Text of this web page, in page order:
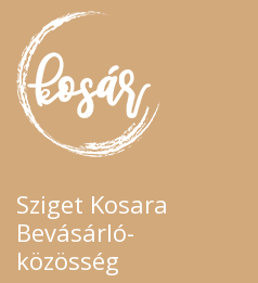
Sziget Kosara
Bevásárló-
közösség